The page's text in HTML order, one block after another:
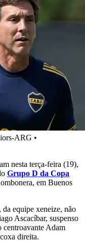
ARG •
nesta terça-feira (19),
Grupo D da Copa
em Buenos
equipe xeneize, não
Ascacíbar, suspenso
centroavante Adam
direita.